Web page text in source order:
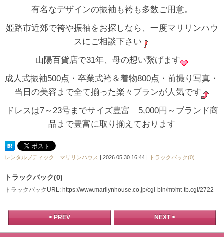
有名なデザインの振袖も袴も多数ご用意。
姫路市近郊で袴や振袖をお探しなら、一度マリリンハウ
スにご相談下さい
山陽百貨店で31年、母の想い繋げます
成人式振袖500点・卒業式袴＆着物800点・前撮り写真・
当日の美容まで全て揃った楽々プランが人気です
ドレスは7～23号までサイズ豊富 5,000円～ブランド商
品まで豊富に取り揃えております
レンタルブティック マリリンハウス | 2026.05.30 16:44 | トラックバック(0)
トラックバック(0)
トラックバックURL: https://www.marilynhouse.co.jp/cgi-bin/mt/mt-tb.cgi/2722
< PREV NEXT >